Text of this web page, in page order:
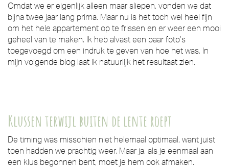
Omdat we er eigenlijk alleen maar sliepen, vonden we dat
bijna twee jaar lang prima. Maar nu is het toch wel heel fijn
om het hele appartement op te frissen en er weer een mooi
geheel van te maken. Ik heb alvast een paar foto’s
toegevoegd om een indruk te geven van hoe het was. In
mijn volgende blog laat ik natuurlijk het resultaat zien.
Klussen terwijl buiten de lente roept
De timing was misschien niet helemaal optimaal, want juist
toen hadden we prachtig weer. Maar ja, als je eenmaal aan
een klus begonnen bent, moet je hem ook afmaken.